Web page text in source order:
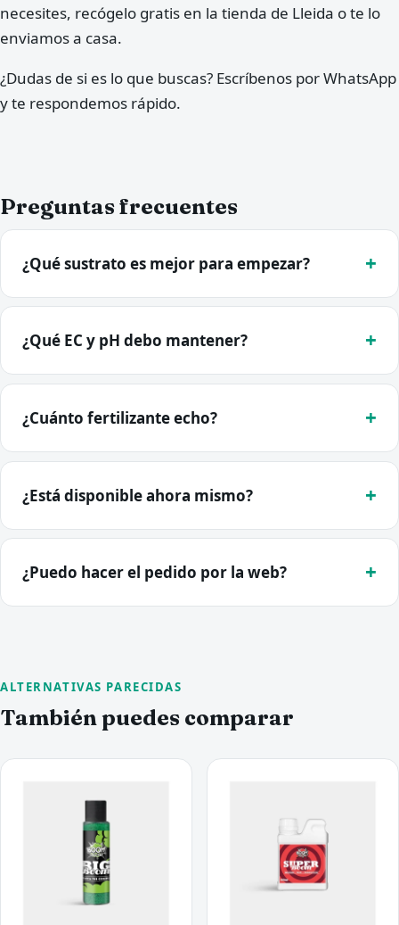
necesites, recógelo gratis en la tienda de Lleida o te lo
enviamos a casa.
¿Dudas de si es lo que buscas? Escríbenos por WhatsApp
y te respondemos rápido.
Preguntas frecuentes
¿Qué sustrato es mejor para empezar?
¿Qué EC y pH debo mantener?
¿Cuánto fertilizante echo?
¿Está disponible ahora mismo?
¿Puedo hacer el pedido por la web?
ALTERNATIVAS PARECIDAS
También puedes comparar